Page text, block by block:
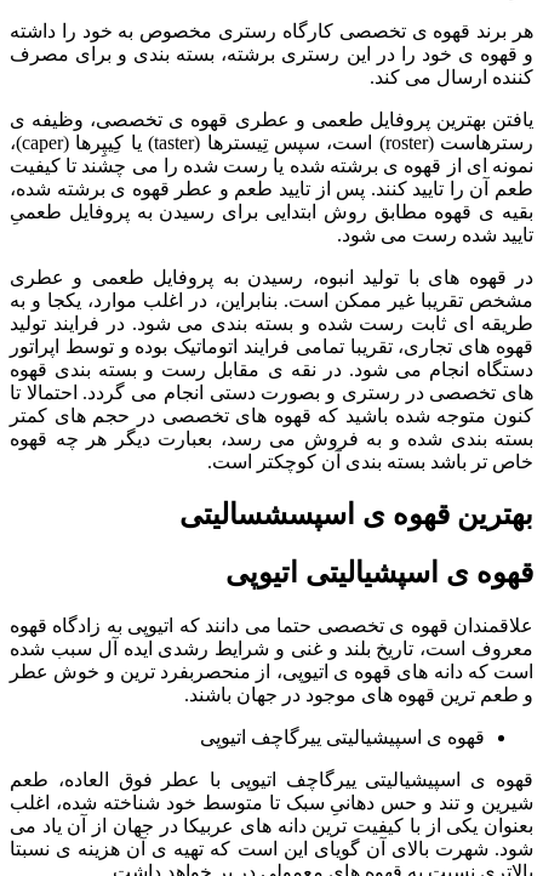
هر برند قهوه ی تخصصی کارگاه رستری مخصوص به خود را داشته
و قهوه ی خود را در این رستری برشته، بسته بندی و برای مصرف
کننده ارسال می کند.
یافتن بهترین پروفایل طعمی و عطری قهوه ی تخصصی، وظیفه ی
رسترهاست (roster) است، سپس تِیسترها (taster) یا کِیپِرها (caper)،
نمونه ای از قهوه ی برشته شده یا رست شده را می چشند تا کیفیت
طعم آن را تایید کنند. پس از تایید طعم و عطر قهوه ی برشته شده،
بقیه ی قهوه مطابق روش ابتدایی برای رسیدن به پروفایل طعمیِ
تایید شده رست می شود.
در قهوه های با تولید انبوه، رسیدن به پروفایل طعمی و عطری
مشخص تقریبا غیر ممکن است. بنابراین، در اغلب موارد، یکجا و به
طریقه ای ثابت رست شده و بسته بندی می شود. در فرایند تولید
قهوه های تجاری، تقریبا تمامی فرایند اتوماتیک بوده و توسط اپراتور
دستگاه انجام می شود. در نقه ی مقابل رست و بسته بندی قهوه
های تخصصی در رستری و بصورت دستی انجام می گردد. احتمالا تا
کنون متوجه شده باشید که قهوه های تخصصی در حجم های کمتر
بسته بندی شده و به فروش می رسد، بعبارت دیگر هر چه قهوه
خاص تر باشد بسته بندی آن کوچکتر است.
بهترین قهوه ی اسپسشسالیتی
قهوه ی اسپشیالیتی اتیوپی
علاقمندان قهوه ی تخصصی حتما می دانند که اتیوپی به زادگاه قهوه
معروف است، تاریخ بلند و غنی و شرایط رشدی ایده آل سبب شده
است که دانه های قهوه ی اتیوپی، از منحصربفرد ترین و خوش عطر
و طعم ترین قهوه های موجود در جهان باشند.
قهوه ی اسپیشیالیتی ییرگاچف اتیوپی
قهوه ی اسپیشیالیتی ییرگاچف اتیوپی با عطر فوق العاده، طعم
شیرین و تند و حس دهانیِ سبک تا متوسط خود شناخته شده، اغلب
بعنوان یکی از با کیفیت ترین دانه های عربیکا در جهان از آن یاد می
شود. شهرت بالای آن گویای این است که تهیه ی آن هزینه ی نسبتا
بالاتری نسبت به قهوه های معمولی در بر خواهد داشت.